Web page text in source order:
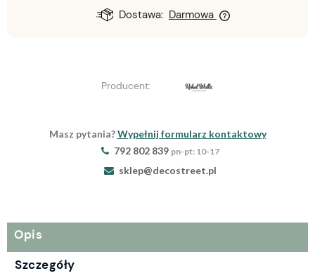
Dostawa: Darmowa
Producent:
Masz pytania?Wypełnij formularz kontaktowy
792 802 839 pn-pt: 10-17
sklep@decostreet.pl
Opis
Szczegóły